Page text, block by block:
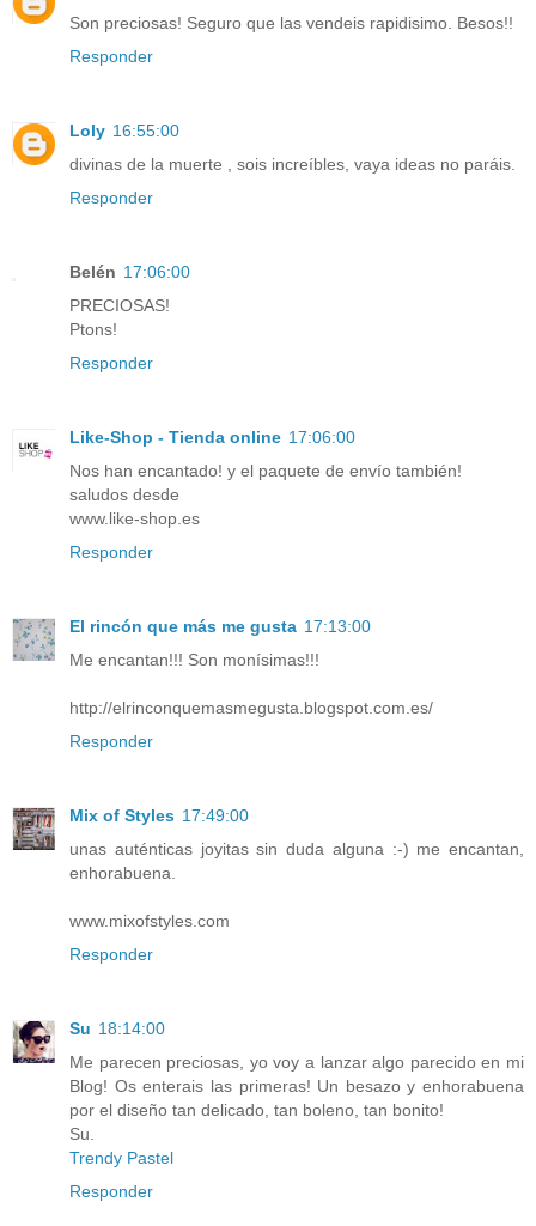
Son preciosas! Seguro que las vendeis rapidisimo. Besos!!
Responder
Loly 16:55:00
divinas de la muerte , sois increíbles, vaya ideas no paráis.
Responder
Belén 17:06:00
PRECIOSAS!
Ptons!
Responder
Like-Shop - Tienda online 17:06:00
Nos han encantado! y el paquete de envío también!
saludos desde
www.like-shop.es
Responder
El rincón que más me gusta 17:13:00
Me encantan!!! Son monísimas!!!
http://elrinconquemasmegusta.blogspot.com.es/
Responder
Mix of Styles 17:49:00
unas auténticas joyitas sin duda alguna :-) me encantan,
enhorabuena.
www.mixofstyles.com
Responder
Su 18:14:00
Me parecen preciosas, yo voy a lanzar algo parecido en mi
Blog! Os enterais las primeras! Un besazo y enhorabuena
por el diseño tan delicado, tan boleno, tan bonito!
Su.
Trendy Pastel
Responder